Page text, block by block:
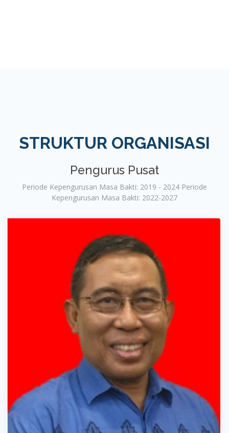
STRUKTUR ORGANISASI
Pengurus Pusat
Periode Kepengurusan Masa Bakti: 2019 - 2024 Periode
Kepengurusan Masa Bakti: 2022-2027